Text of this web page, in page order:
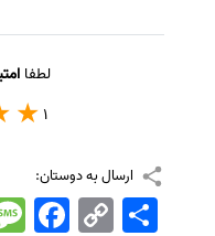
لطفا
1
ارسال به دوستان:
Facebook Copy
Link
اشتراک